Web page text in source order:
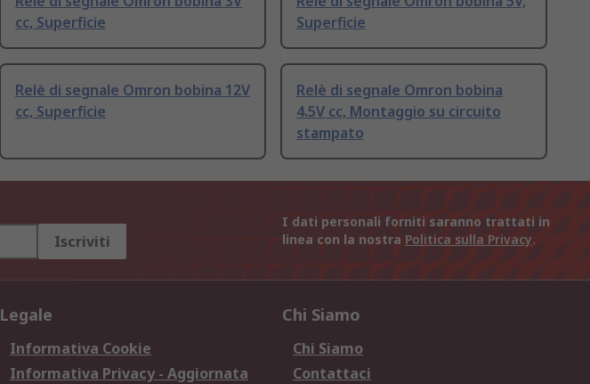
cc, Superficie
Superficie
Relè di segnale Omron bobina 12V
cc, Superficie
Relè di segnale Omron bobina
4.5V cc, Montaggio su circuito
stampato
Iscriviti
I dati personali forniti saranno trattati in
linea con la nostra Politica sulla Privacy.
Legale
Informativa Cookie
Informativa Privacy - Aggiornata
Chi Siamo
Chi Siamo
Contattaci